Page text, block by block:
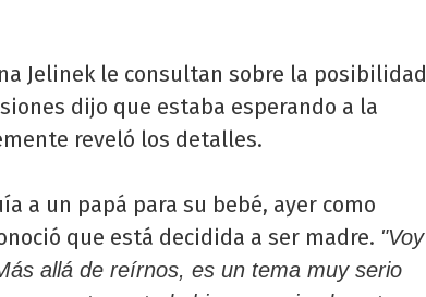
Jelinek le consultan sobre la posibilidad
dijo que estaba esperando a la
reveló los detalles.
a un papá para su bebé, ayer como
que está decidida a ser madre. "Voy
allá de reírnos, es un tema muy serio